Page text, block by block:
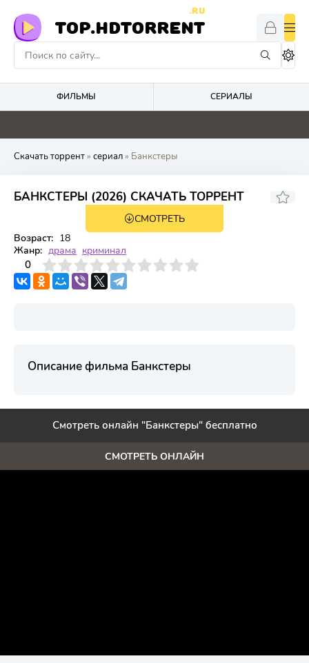
TOP.HDTORRENT
.RU
ФИЛЬМЫ СЕРИАЛЫ
0 0 2.2 0
Скачать торрент» сериал» Банкстеры
БАНКСТЕРЫ (2026) СКАЧАТЬ ТОРРЕНТ
1 сезон 6 серияСМОТРЕТЬ
Возраст: 18
Жанр: драма криминал
0
4 6 7 8 9 10
Описание фильма Банкстеры
Смотреть онлайн "Банкстеры" бесплатно
СМОТРЕТЬ ОНЛАЙН